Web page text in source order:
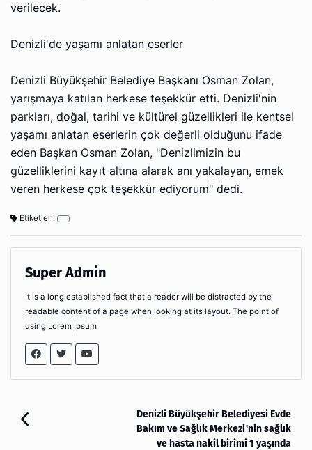
verilecek.
Denizli'de yaşamı anlatan eserler
Denizli Büyükşehir Belediye Başkanı Osman Zolan,
yarışmaya katılan herkese teşekkür etti. Denizli'nin
parkları, doğal, tarihi ve kültürel güzellikleri ile kentsel
yaşamı anlatan eserlerin çok değerli olduğunu ifade
eden Başkan Osman Zolan, "Denizlimizin bu
güzelliklerini kayıt altına alarak anı yakalayan, emek
veren herkese çok teşekkür ediyorum" dedi.
Etiketler :
Super Admin
It is a long established fact that a reader will be distracted by the
readable content of a page when looking at its layout. The point of
using Lorem Ipsum
Denizli Büyükşehir Belediyesi Evde
Bakım ve Sağlık Merkezi'nin sağlık
ve hasta nakil birimi 1 yaşında